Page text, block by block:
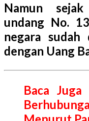
Namun
undang No.
negara
dengan Uang
Baca